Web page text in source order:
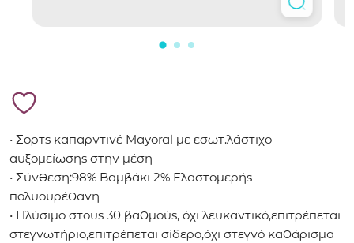
• Σορτς καπαρντινέ Mayoral με εσωτ.λάστιχο
αυξομείωσης στην μέση
• Σύνθεση:98% Βαμβάκι 2% Ελαστομερής
πολυουρέθανη
• Πλύσιμο στους 30 βαθμούς, όχι λευκαντικό,επιτρέπεται
στεγνωτήριο,επιτρέπεται σίδερο,όχι στεγνό καθάρισμα